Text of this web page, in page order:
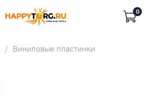
0
Виниловые пластинки